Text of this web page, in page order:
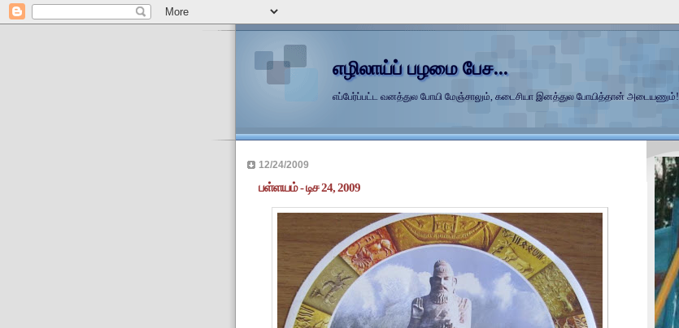
எழிலாய்ப் பழமை பேச...
எப்பேர்ப்பட்ட வனத்துல போயி மேஞ்சாலும், கடைசியா இனத்துல போயித்தான் அடையணும்!
12/24/2009
பள்ளயம் - டிச 24, 2009